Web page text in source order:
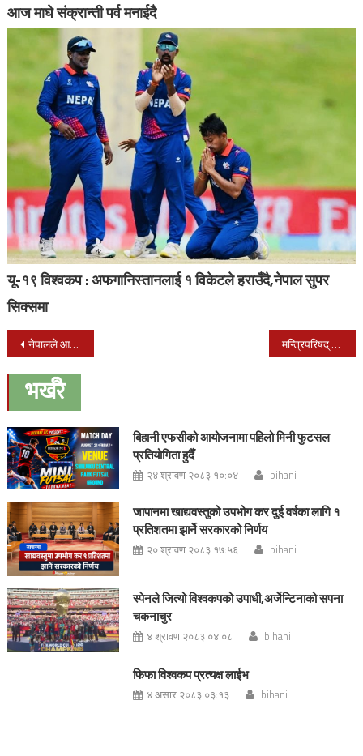
आज माघे संक्रान्ती पर्व मनाईदै
यू-१९ विश्वकप : अफगानिस्तानलाई १ विकेटले हराउँदै,नेपाल सुपर
सिक्समा
Post
navigation
नेपालले आज क्यानडा संग दोस्रो एकदिवसीय खेल खेल्ने मन्त्रिपरिषद् बैठकले बुधबार गरेका निर्णयहरु यी हुन्
भर्खरै
बिहानी एफसीको आयोजनामा पहिलो मिनी फुटसल
प्रतियोगिता हुदैँ
२४ श्रावण २०८३ १०:०४ bihani
जापानमा खाद्यवस्तुको उपभोग कर दुई वर्षका लागि १
प्रतिशतमा झार्ने सरकारको निर्णय
२० श्रावण २०८३ १७:५६ bihani
स्पेनले जित्यो विश्वकपको उपाधी,अर्जेन्टिनाको सपना
चकनाचुर
४ श्रावण २०८३ ०४:०८ bihani
फिफा विश्वकप प्रत्यक्ष लाईभ
४ असार २०८३ ०३:१३ bihani